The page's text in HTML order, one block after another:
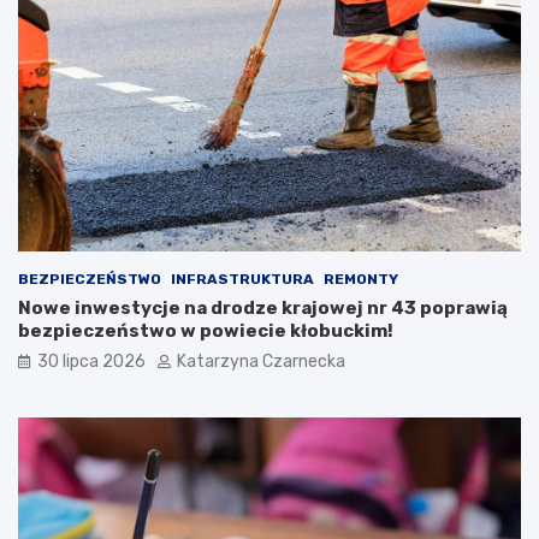
i
Ś
w
i
ę
t
o
u
l
n
a
r
i
l
M
ę
d
z
y
n
a
o
d
w
y
c
h
r
BEZPIECZEŃSTWO INFRASTRUKTURA REMONTY
Nowe inwestycje na drodze krajowej nr 43 poprawią
bezpieczeństwo w powiecie kłobuckim!
30 lipca 2026 Katarzyna Czarnecka